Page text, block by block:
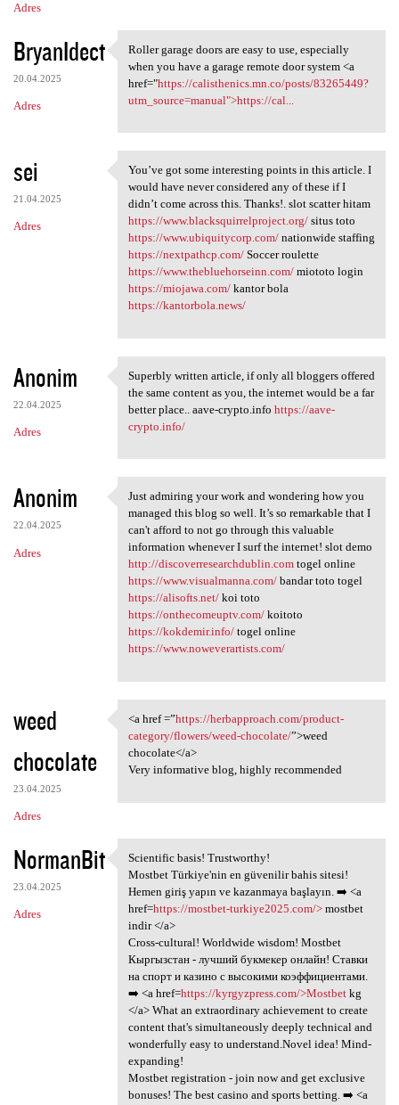
Adres
BryanIdect
20.04.2025
Adres
Roller garage doors are easy
Roller garage doors are easy to use, especially
when you have a garage remote door system <a
href="https://calisthenics.mn.co/posts/83265449?
utm_source=manual">https://cal...
sei
21.04.2025
Adres
You’ve got some interesting
You’ve got some interesting points in this article. I
would have never considered any of these if I
didn’t come across this. Thanks!. slot scatter hitam
https://www.blacksquirrelproject.org/situs toto
https://www.ubiquitycorp.com/nationwide staffing
https://nextpathcp.com/Soccer roulette
https://www.thebluehorseinn.com/miototo login
https://miojawa.com/kantor bola
https://kantorbola.news/
Anonim
22.04.2025
Adres
Superbly written article, if
Superbly written article, if only all bloggers offered
the same content as you, the internet would be a far
better place.. aave-crypto.info https://aave-
crypto.info/
Anonim
22.04.2025
Adres
Just admiring your work and
Just admiring your work and wondering how you
managed this blog so well. It’s so remarkable that I
can't afford to not go through this valuable
information whenever I surf the internet! slot demo
http://discoverresearchdublin.comtogel online
https://www.visualmanna.com/bandar toto togel
https://alisofts.net/koi toto
https://onthecomeuptv.com/koitoto
https://kokdemir.info/togel online
https://www.noweverartists.com/
weed
chocolate
23.04.2025
Adres
<a href =”https:/
<a href =”https://herbapproach.com/product-
category/flowers/weed-chocolate/”>weed
chocolate</a>
Very informative blog, highly recommended
NormanBit
23.04.2025
Adres
Scientific basis! Trustworthy
Scientific basis! Trustworthy!
Mostbet Türkiye'nin en güvenilir bahis sitesi!
Hemen giriş yapın ve kazanmaya başlayın. ➡️ <a
href=https://mostbet-turkiye2025.com/>mostbet
indir </a>
Cross-cultural! Worldwide wisdom! Mostbet
Кыргызстан - лучший букмекер онлайн! Ставки
на спорт и казино с высокими коэффициентами.
➡️ <a href=https://kyrgyzpress.com/>Mostbetkg
</a> What an extraordinary achievement to create
content that's simultaneously deeply technical and
wonderfully easy to understand.Novel idea! Mind-
expanding!
Mostbet registration - join now and get exclusive
bonuses! The best casino and sports betting. ➡️ <a